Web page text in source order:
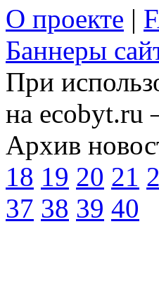
О проекте |
Баннеры
При
на ecobyt.ru
Архив
18 19 20 21
37 38 39 40